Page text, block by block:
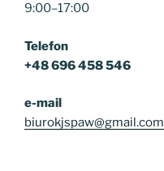
9:00–17:00
Telefon
+48 696 458 546
e-mail
biurokjspaw@gmail.com